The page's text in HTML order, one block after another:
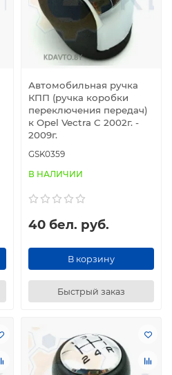
Автомобильная ручка
КПП (ручка коробки
переключения передач)
к Opel Vectra C 2002г. -
2009г.
GSK0359
В НАЛИЧИИ
40 бел. руб.
В корзину
Быстрый заказ